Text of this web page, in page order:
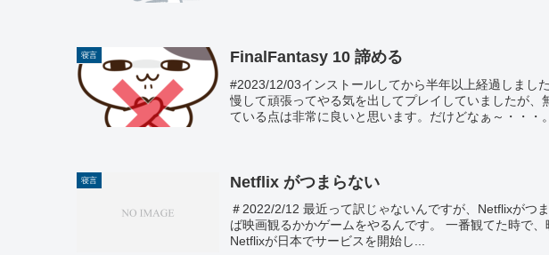
寝言 FinalFantasy 10 諦める
#2023/12/03インストールしてから半年以上経過しまし
慢して頑張ってやる気を出してプレイしていましたが、
ている点は非常に良いと思います。だけどなぁ～・・・
寝言 Netflix がつまらない
＃2022/2/12 最近って訳じゃないんですが、Netflixがつ
ば映画観るかかゲームをやるんです。 一番観てた時で
Netflixが日本でサービスを開始し...